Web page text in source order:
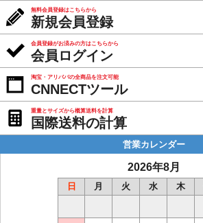
無料会員登録はこちらから
新規会員登録
会員登録がお済みの方はこちらから
会員ログイン
淘宝・アリババの全商品を注文可能
CNNECTツール
重量とサイズから概算送料を計算
国際送料の計算
営業カレンダー
2026年8月
日 月 火 水 木